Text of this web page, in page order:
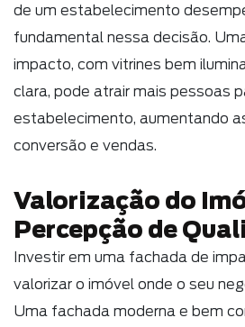
de um estabelecimento
fundamental nessa decisão.
impacto, com vitrines bem
clara, pode atrair mais pessoas
estabelecimento, aumentando
conversão e vendas.
Valorização do
Percepção de
Investir em uma fachada de
valorizar o imóvel onde o seu
Uma fachada moderna e bem